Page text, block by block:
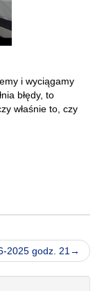
i wyciągamy
błędy, to
właśnie to, czy
2025 godz. 21→